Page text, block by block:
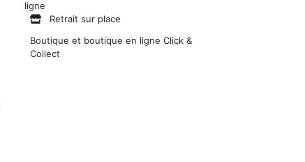
ligne
Retrait sur place
Boutique et boutique en ligne Click &
Collect